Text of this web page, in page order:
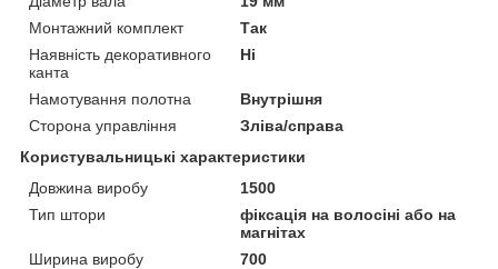
Монтажний комплект
Так
Наявність декоративного
канта
Ні
Намотування полотна
Внутрішня
Сторона управління
Зліва/справа
Користувальницькі характеристики
Довжина виробу
1500
Тип штори
фіксація на волосіні або на
магнітах
Ширина виробу
700